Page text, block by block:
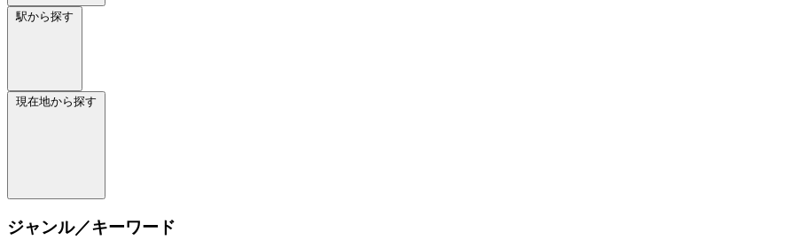
駅から探す
現在地から探す
ジャンル／キーワード